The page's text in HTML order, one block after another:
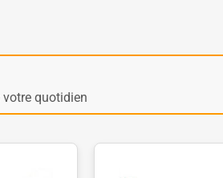
quotidien